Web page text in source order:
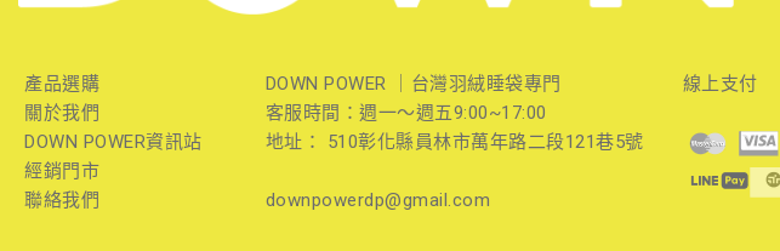
產品選購
關於我們
DOWN POWER資訊站
經銷門市
聯絡我們
DOWN POWER ｜台灣羽絨睡袋專門
客服時間：週一～週五9:00~17:00
地址： 510彰化縣員林市萬年路二段121巷5號
downpowerdp@gmail.com
線上支付